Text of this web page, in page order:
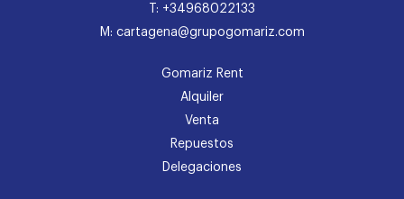
T: +34968022133
M: cartagena@grupogomariz.com
Gomariz Rent
Alquiler
Venta
Repuestos
Delegaciones